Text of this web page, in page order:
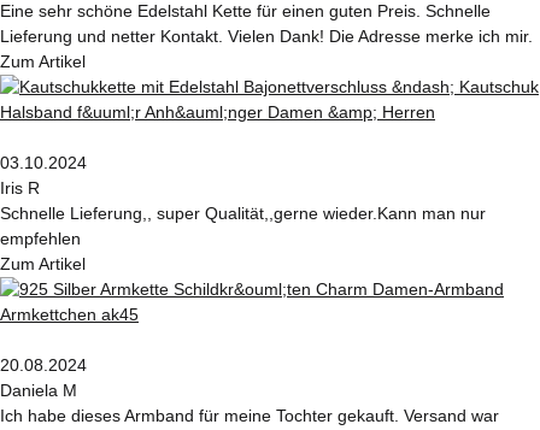
Eine sehr schöne Edelstahl Kette für einen guten Preis. Schnelle
Lieferung und netter Kontakt. Vielen Dank! Die Adresse merke ich mir.
Zum Artikel
03.10.2024
Iris R
Schnelle Lieferung,, super Qualität,,gerne wieder.Kann man nur
empfehlen
Zum Artikel
20.08.2024
Daniela M
Ich habe dieses Armband für meine Tochter gekauft. Versand war